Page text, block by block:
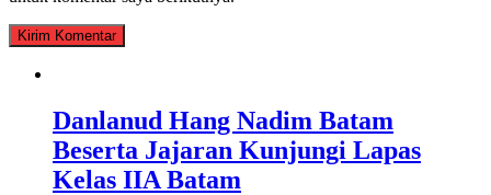
Danlanud Hang Nadim Batam
Beserta Jajaran Kunjungi Lapas
Kelas IIA Batam